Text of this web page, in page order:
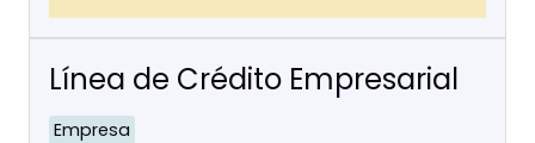
Línea de Crédito Empresarial
Empresa